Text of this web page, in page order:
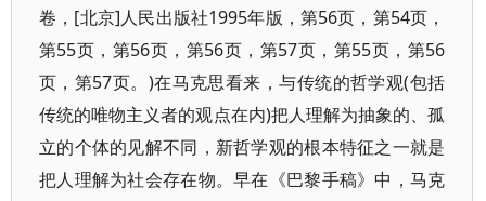
卷，[北京]人民出版社1995年版，第56页，第54页，
第55页，第56页，第56页，第57页，第55页，第56
页，第57页。)在马克思看来，与传统的哲学观(包括
传统的唯物主义者的观点在内)把人理解为抽象的、孤
立的个体的见解不同，新哲学观的根本特征之一就是
把人理解为社会存在物。早在《巴黎手稿》中，马克